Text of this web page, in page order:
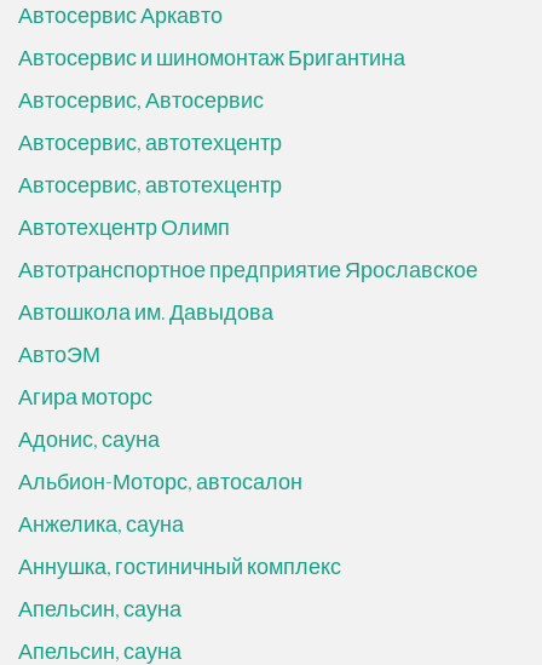
Автосервис Аркавто
Автосервис и шиномонтаж Бригантина
Автосервис, Автосервис
Автосервис, автотехцентр
Автосервис, автотехцентр
Автотехцентр Олимп
Автотранспортное предприятие Ярославское
Автошкола им. Давыдова
АвтоЭМ
Агира моторс
Адонис, сауна
Альбион-Моторс, автосалон
Анжелика, сауна
Аннушка, гостиничный комплекс
Апельсин, сауна
Апельсин, сауна